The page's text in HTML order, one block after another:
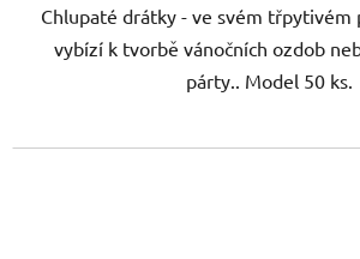
Chlupaté drátky - ve svém třpytivém
vybízí k tvorbě vánočních ozdob
párty.. Model 50 ks.